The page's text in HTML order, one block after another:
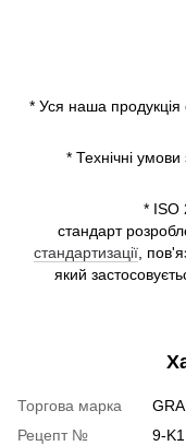
* Уся наша
* Технічні
* ISO
стандарт
стандартизації ,
який
Торгова марка
Рецепт №
9-K1